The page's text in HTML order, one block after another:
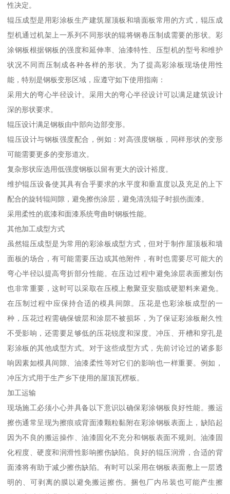
性决定。
辊压成型是用彩涂板生产建筑屋顶板和墙面板常用的方式，辊压成
型机通过机架上一系列不同形状的辊将钢卷压制成需要的形状。彩
涂钢板根据钢板的强度和延伸率、油漆特性、压型机的型号和维护
状况不同而压制成各种各样的形状。为了提高彩涂板现场使用性
能，特别是钢板变形区域，应遵守如下使用指南：
采用大的弯心半径设计。采用大的弯心半径设计可以满足建筑设计
深的形状要求。
辊压设计满足钢板由中部向边部变形。
辊压设计与钢板强度配合，例如：对高强度钢板，同样形状的变形
可能需要更多的变形道次。
复杂形状应选用低强度钢板以留有更大的设计裕度。
维护辊压设备使其具有合乎要求的水平度和垂直度以及充足的上下
配合的旋转辊间隙，避免擦伤涂层，避免清洗辊子时损伤面漆。
采用柔性的底漆和面漆系统弯曲时钢板性能。
其他加工成型方式
虽然辊压成型是为常用的彩涂板成型方式，但对于制作屋顶板和墙
面板的场合，有可能需要压边或其他附件，有时也需要尽可能大的
弯心半径以提高弯折部分性能。在压边过程中避免涂层表面擦划伤
也非常重要，这时可以采取在压模上敷聚亚安脂或硬塑料来避免。
在压制过程中应保持合适的模具间隙。压花是也彩涂板成型的一
种，压花过程需确保镀层和涂层不被损坏，为了保证彩涂板耐久性
不受影响，还需要足够低的压花锐度和深度。冲压、开槽和穿孔是
彩涂板的其他成型方式。对于这些成型方式，先前讨论过的诸多影
响因素如模具间隙、油漆柔性等对它们的影响也一样重要。例如，
冲压方式用于生产乡下使用的屋顶瓦楞板。
加工运输
现场施工必须小心并具备以下意识以确保彩涂钢板良好性能。搬运
擦伤通常呈现为擦痕或背面漆颗粒黏附在彩涂钢板表面上，缺陷起
因为不良的搬运操作、油漆固化不充分和钢板表面不规则。油漆固
化程度、硬度和润滑性影响擦伤缺陷。良好的辊压润滑，合适的背
面漆将有助于减少擦伤缺陷。有时可以采用在钢板表面敷上一层透
明的、可剥离的膜以避免搬运擦伤。捆包厂内吊装也可能产生擦